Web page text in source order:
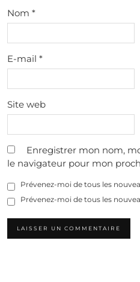
Nom *
E-mail *
Site web
Enregistrer mon nom,
le navigateur pour mon
Prévenez-moi de tous les
Prévenez-moi de tous les